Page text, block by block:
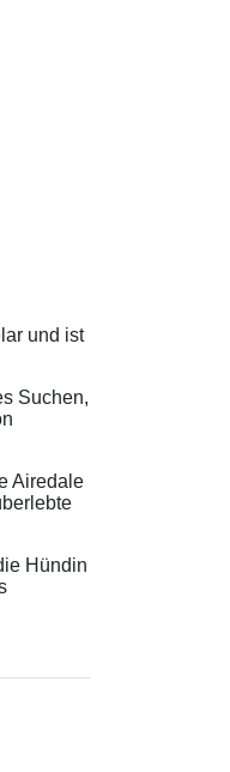
und ist
Suchen,
Airedale
Hündin